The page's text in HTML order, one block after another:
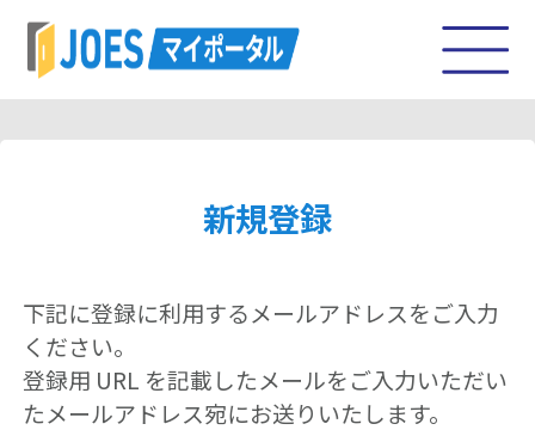
新規登録
下記に登録に利用するメールアドレスをご入力
ください。
登録用 URL を記載したメールをご入力いただい
たメールアドレス宛にお送りいたします。